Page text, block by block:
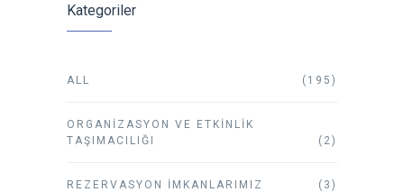
Kategoriler
ALL (195)
ORGANIZASYON VE ETKINLIK
TAŞIMACILIĞI
(2)
REZERVASYON İMKANLARIMIZ (3)